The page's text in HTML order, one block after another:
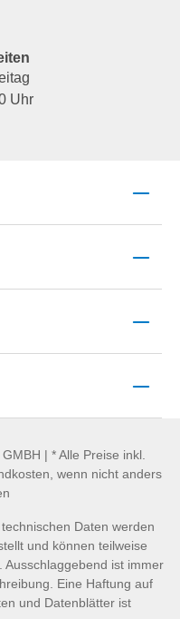
Uhr
| * Alle Preise inkl.
wenn nicht anders
Daten werden
und können teilweise
ist immer
Eine Haftung auf
und Datenblätter ist